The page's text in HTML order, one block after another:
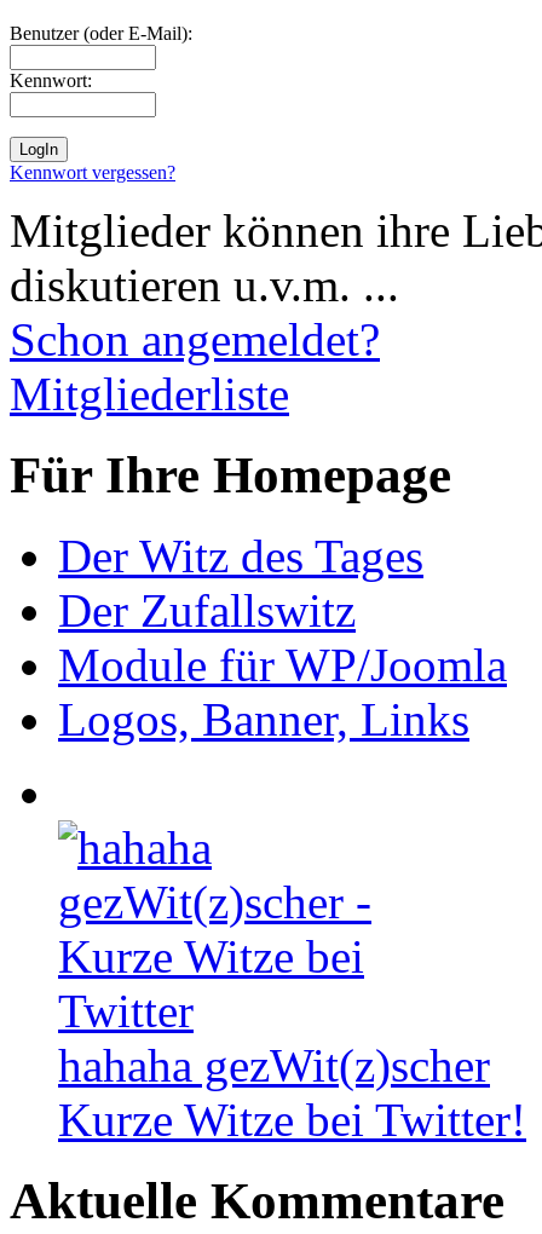
Benutzer (oder E-Mail):
Kennwort:
Kennwort vergessen?
Mitglieder können ihre
diskutieren u.v.m. ...
Schon angemeldet?
Mitgliederliste
Für Ihre Homepage
Der Witz des Tages
Der Zufallswitz
Module für WP/Joomla
Logos, Banner, Links
hahaha gezWit(z)scher
Kurze Witze bei Twitter!
Aktuelle Kommentare